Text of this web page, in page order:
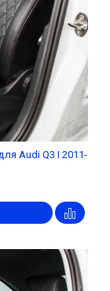
Audi Q3 I 2011-